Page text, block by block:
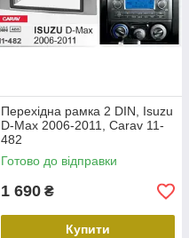
Перехідна рамка 2 DIN, Isuzu
D-Max 2006-2011, Carav 11-
482
Готово до відправки
1 690 ₴
Купити